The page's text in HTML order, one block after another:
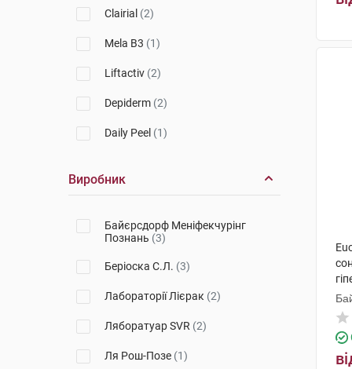
Clairial (2)
Mela B3 (1)
Liftactiv (2)
Depiderm (2)
Daily Peel (1)
Виробник
Байєрсдорф Меніфекчурінг
Познань (3)
Беріоска С.Л. (3)
Лабораторії Лієрак (2)
Ляборатуар SVR (2)
Ля Рош-Позе (1)